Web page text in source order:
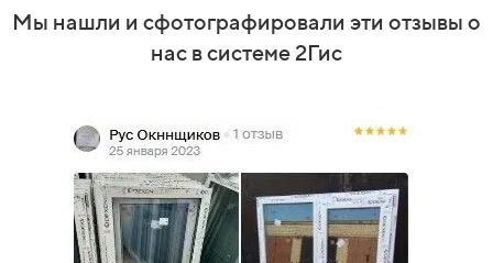
Мы нашли и сфотографировали эти отзывы о
нас в системе 2Гис